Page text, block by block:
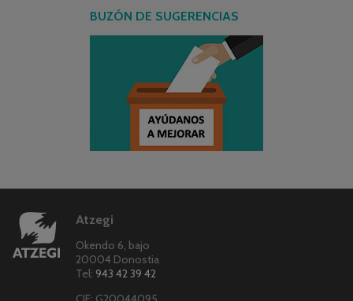
BUZÓN DE SUGERENCIAS
Atzegi
Okendo 6, bajo
20004 Donostia
Tel: 943 42 39 42